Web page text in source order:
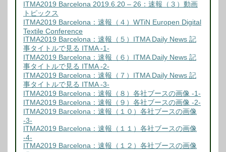
ITMA2019 Barcelona 2019.6.20 – 26：速報（３）動画
トピックス
ITMA2019 Barcelona：速報（４）WTiN Europen Digital
Textile Conference
ITMA2019 Barcelona：速報（５）ITMA Daily News 記
事タイトルで見る ITMA -1-
ITMA2019 Barcelona：速報（６）ITMA Daily News 記
事タイトルで見る ITMA -2-
ITMA2019 Barcelona：速報（７）ITMA Daily News 記
事タイトルで見る ITMA -3-
ITMA2019 Barcelona：速報（８）各社ブースの画像 -1-
ITMA2019 Barcelona：速報（９）各社ブースの画像 -2-
ITMA2019 Barcelona：速報（１０）各社ブースの画像
-3-
ITMA2019 Barcelona：速報（１１）各社ブースの画像
-4-
ITMA2019 Barcelona：速報（１２）各社ブースの画像